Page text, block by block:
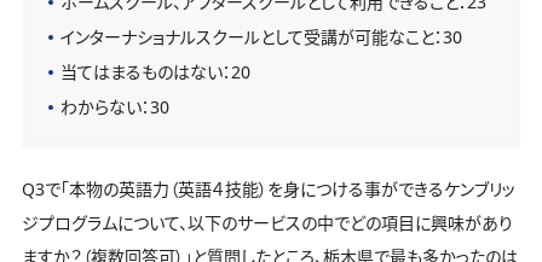
インターナショナルスクールとして受講が可能なこと：30
当てはまるものはない：20
わからない：30
Q3で「本物の英語力（英語４技能）を身につける事ができるケンブリッ
ジプログラムについて、以下のサービスの中でどの項目に興味があり
ますか？（複数回答可）」と質問したところ、栃木県で最も多かったのは